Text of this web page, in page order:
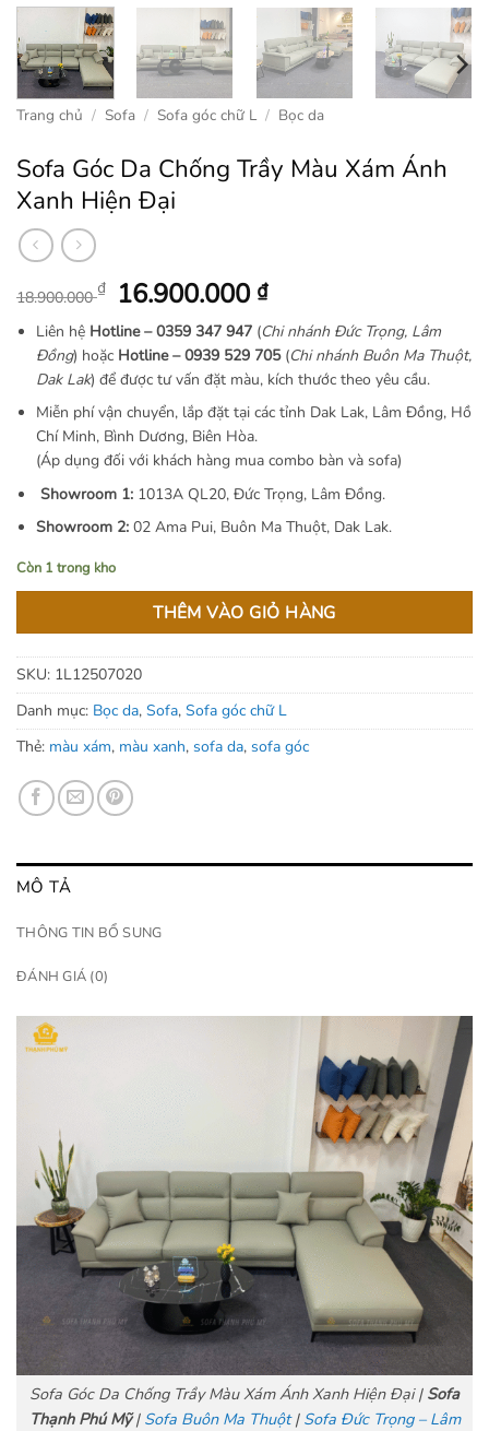
Trang chủ / Sofa / Sofa góc chữ L / Bọc da
Sofa Góc Da Chống Trầy Màu Xám Ánh
Xanh Hiện Đại
18.900.000₫ Giá
gốc
là:
18.900.000 ₫.
16.900.000 ₫Giá
hiện
tại
là:
16.900.000 ₫.
Liên hệ Hotline – 0359 347 947 (Chi nhánh Đức Trọng, Lâm
Đồng) hoặc Hotline – 0939 529 705(Chi nhánh Buôn Ma Thuột,
Dak Lak) để được tư vấn đặt màu, kích thước theo yêu cầu.
Miễn phí vận chuyển, lắp đặt tại các tỉnh Dak Lak, Lâm Đồng, Hồ
Chí Minh, Bình Dương, Biên Hòa.
(Áp dụng đối với khách hàng mua combo bàn và sofa)
Showroom 1: 1013A QL20, Đức Trọng, Lâm Đồng.
Showroom 2: 02 Ama Pui, Buôn Ma Thuột, Dak Lak.
Còn 1 trong kho
THÊM VÀO GIỎ HÀNG
SKU: 1L12507020
Danh mục: Bọc da, Sofa, Sofa góc chữ L
Thẻ: màu xám, màu xanh, sofa da, sofa góc
MÔ TẢ
THÔNG TIN BỔ SUNG
ĐÁNH GIÁ (0)
Sofa Góc Da Chống Trầy Màu Xám Ánh Xanh Hiện Đại | Sofa
Thạnh Phú Mỹ| Sofa Buôn Ma Thuột| Sofa Đức Trọng – Lâm